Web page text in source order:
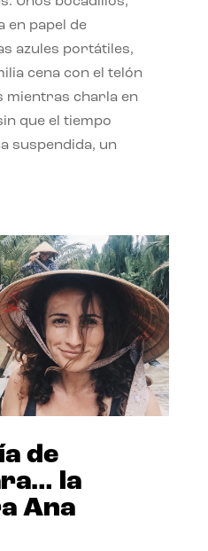
en papel de
azules portátiles,
cena con el telón
mientras charla en
que el tiempo
suspendida, un
de
la
Ana